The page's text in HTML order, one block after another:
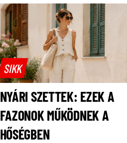
SIKK
NYÁRI SZETTEK: EZEK A
FAZONOK MŰKÖDNEK A
HŐSÉGBEN